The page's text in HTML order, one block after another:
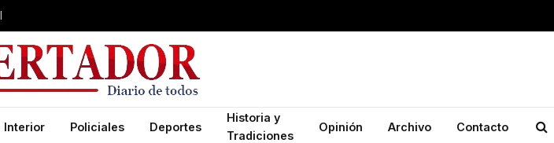
Interior Policiales Deportes
Historia y
Tradiciones
Opinión Archivo Contacto